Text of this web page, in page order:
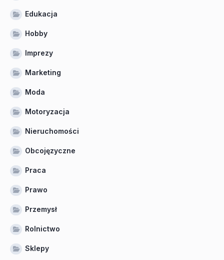
Edukacja
Hobby
Imprezy
Marketing
Moda
Motoryzacja
Nieruchomości
Obcojęzyczne
Praca
Prawo
Przemysł
Rolnictwo
Sklepy